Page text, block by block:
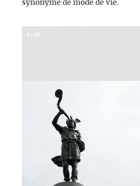
synonyme de mode de vie.
1 / 30